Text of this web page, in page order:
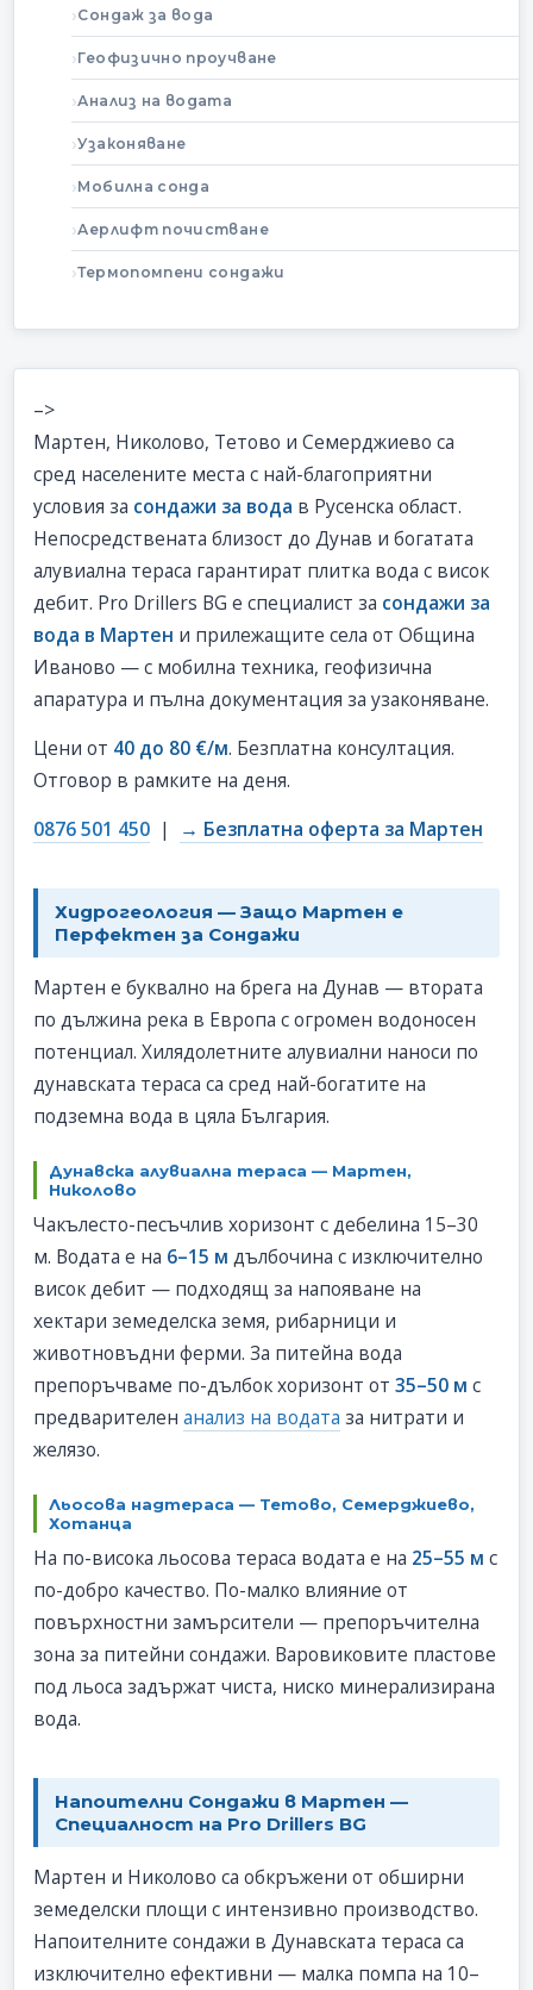
–>
Мартен, Николово, Тетово и Семерджиево са
сред населените места с най-благоприятни
условия за сондажи за вода в Русенска област.
Непосредствената близост до Дунав и богатата
алувиална тераса гарантират плитка вода с висок
дебит. Pro Drillers BG е специалист за сондажи за
вода в Мартен и прилежащите села от Община
Иваново — с мобилна техника, геофизична
апаратура и пълна документация за узаконяване.
Цени от 40 до 80 €/м. Безплатна консултация.
Отговор в рамките на деня.
0876 501 450 | → Безплатна оферта за Мартен
Хидрогеология — Защо Мартен е
Перфектен за Сондажи
Мартен е буквално на брега на Дунав — втората
по дължина река в Европа с огромен водоносен
потенциал. Хилядолетните алувиални наноси по
дунавската тераса са сред най-богатите на
подземна вода в цяла България.
Дунавска алувиална тераса — Мартен,
Николово
Чакълесто-песъчлив хоризонт с дебелина 15–30
м. Водата е на 6–15 м дълбочина с изключително
висок дебит — подходящ за напояване на
хектари земеделска земя, рибарници и
животновъдни ферми. За питейна вода
препоръчваме по-дълбок хоризонт от35–50 м с
предварителенанализ на водата за нитрати и
желязо.
Льосова надтераса — Тетово, Семерджиево,
Хотанца
На по-висока льосова тераса водата е на 25–55 м с
по-добро качество. По-малко влияние от
повърхностни замърсители — препоръчителна
зона за питейни сондажи. Варовиковите пластове
под льоса задържат чиста, ниско минерализирана
вода.
Напоителни Сондажи в Мартен —
Специалност на Pro Drillers BG
Мартен и Николово са обкръжени от обширни
земеделски площи с интензивно производство.
Напоителните сондажи в Дунавската тераса са
изключително ефективни — малка помпа на 10–
Сондаж за вода
Геофизично проучване
Анализ на водата
Узаконяване
Мобилна сонда
Аерлифт почистване
Термопомпени сондажи